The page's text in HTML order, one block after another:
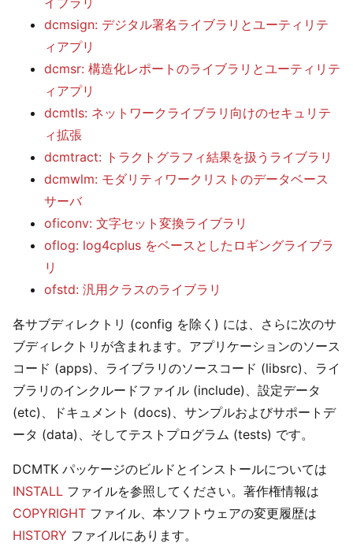
dcmsign: デジタル署名ライブラリとユーティリテ
ィアプリ
dcmsr: 構造化レポートのライブラリとユーティリテ
ィアプリ
dcmtls: ネットワークライブラリ向けのセキュリテ
ィ拡張
dcmtract: トラクトグラフィ結果を扱うライブラリ
dcmwlm: モダリティワークリストのデータベース
サーバ
oficonv: 文字セット変換ライブラリ
oflog: log4cplus をベースとしたロギングライブラ
リ
ofstd: 汎用クラスのライブラリ
各サブディレクトリ (config を除く) には、さらに次のサ
ブディレクトリが含まれます。アプリケーションのソース
コード (apps)、ライブラリのソースコード (libsrc)、ライ
ブラリのインクルードファイル (include)、設定データ
(etc)、ドキュメント (docs)、サンプルおよびサポートデ
ータ (data)、そしてテストプログラム (tests) です。
DCMTK パッケージのビルドとインストールについては
INSTALL ファイルを参照してください。著作権情報は
COPYRIGHT ファイル、本ソフトウェアの変更履歴は
HISTORY ファイルにあります。